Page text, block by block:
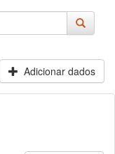
Adicionar dados